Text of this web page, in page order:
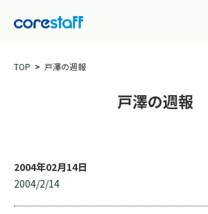
TOP 戸澤の週報
戸澤の週報
2004年02月14日
2004/2/14